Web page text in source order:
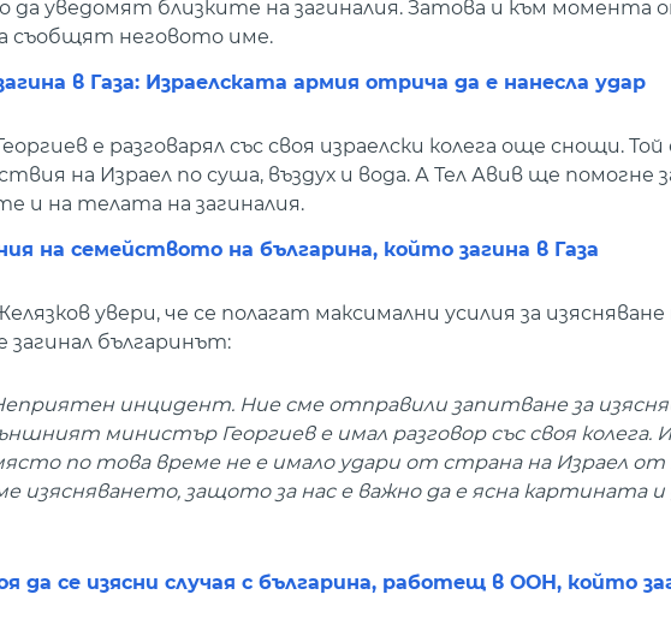
да уведомят близките на загиналия. Затова и към момента
съобщят неговото име.
в Газа: Израелската армия отрича да е нанесла удар
е разговарял със своя израелски колега още снощи.
на Израел по суша, въздух и вода. А Тел Авив ще помогне
и на телата на загиналия.
на семейството на българина, който загина в Газа
увери, че се полагат максимални усилия за изясняване
българинът:
инцидент. Ние сме отправили запитване за
министър Георгиев е имал разговор със своя колега.
по това време не е имало удари от страна на Израел
изясняването, защото за нас е важно да е ясна картината и
да се изясни случая с българина, работещ в ООН, който